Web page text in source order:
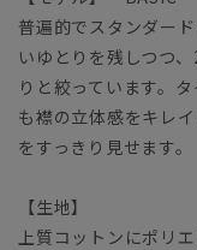
普遍的でスタンダー
いゆとりを残しつつ
りと絞っています。
も襟の立体感をキレ
をすっきり見せます。
【生地】
上質コットンにポリ